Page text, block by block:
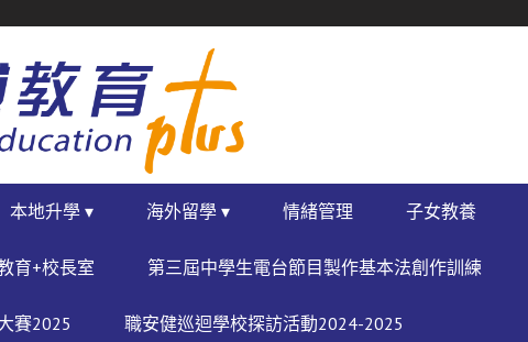
本地升學 ▾ 海外留學 ▾ 情緒管理 子女教養
育+校長室 第三屆中學生電台節目製作基本法創作訓練
賽2025 職安健巡迴學校探訪活動2024-2025